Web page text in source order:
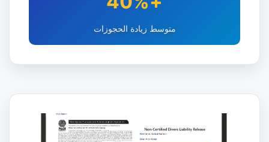
متوسط زيادة الحجوزات